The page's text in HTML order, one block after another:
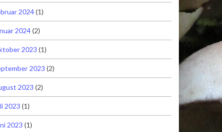
2024(1)
2024(2)
2023 (1)
2023 (2)
2023 (2)
2023 (1)
2023 (1)